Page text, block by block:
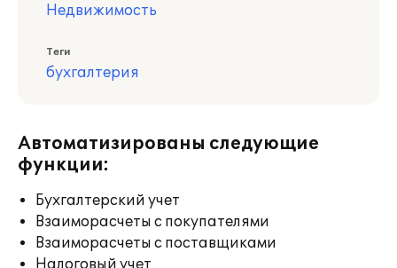
Недвижимость
Теги
бухгалтерия
Автоматизированы следующие
функции:
Бухгалтерский учет
Взаиморасчеты с покупателями
Взаиморасчеты с поставщиками
Налоговый учет